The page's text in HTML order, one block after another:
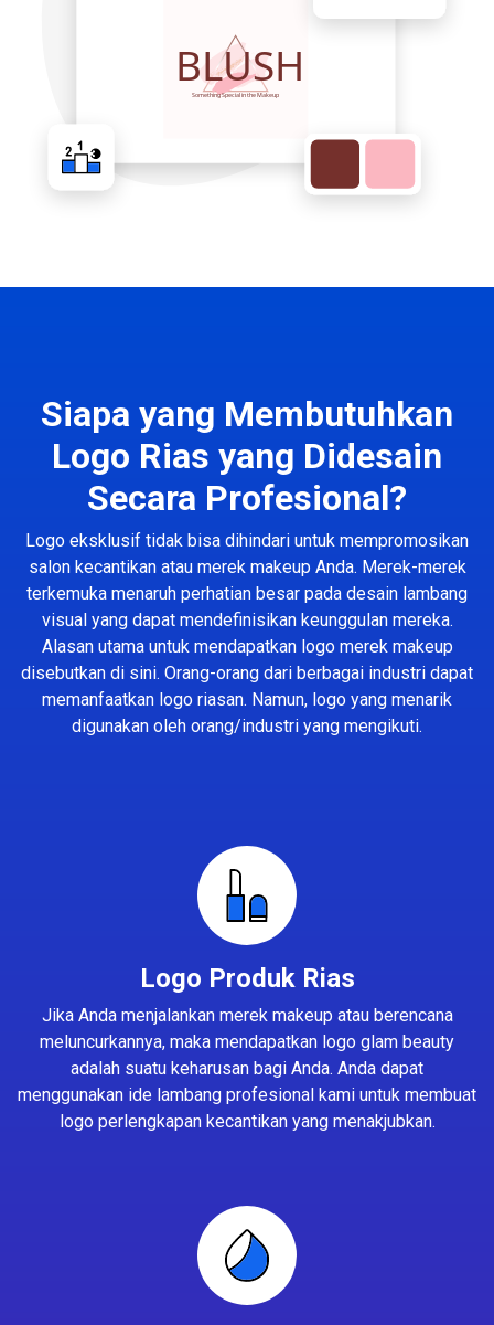
Siapa yang Membutuhkan
Logo Rias yang Didesain
Secara Profesional?
Logo eksklusif tidak bisa dihindari untuk mempromosikan
salon kecantikan atau merek makeup Anda. Merek-merek
terkemuka menaruh perhatian besar pada desain lambang
visual yang dapat mendefinisikan keunggulan mereka.
Alasan utama untuk mendapatkan logo merek makeup
disebutkan di sini. Orang-orang dari berbagai industri dapat
memanfaatkan logo riasan. Namun, logo yang menarik
digunakan oleh orang/industri yang mengikuti.
Logo Produk Rias
Jika Anda menjalankan merek makeup atau berencana
meluncurkannya, maka mendapatkan logo glam beauty
adalah suatu keharusan bagi Anda. Anda dapat
menggunakan ide lambang profesional kami untuk membuat
logo perlengkapan kecantikan yang menakjubkan.